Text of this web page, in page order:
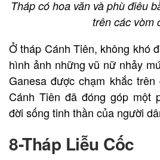
Tháp có hoa văn và phù điêu
trên các vòm
Ở tháp Cánh Tiên, không khó
hình ảnh những vũ nữ nhảy
Ganesa được chạm khắc
Cánh Tiên đã đóng góp một
đời sống tinh thần của người
8-Tháp Liễu Cốc